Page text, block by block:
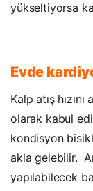
yükseltiyorsa
Evde
Kalp atış
olarak kabul
kondisyon
akla gelebilir.
yapılabilecek